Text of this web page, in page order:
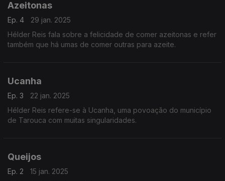
Azeitonas
Ep. 4
29 jan. 2025
Hélder Reis fala sobre a felicidade de comer azeitonas e refer
também que há umas de comer outras para azeite.
Ucanha
Ep. 3
22 jan. 2025
Hélder Reis refere-se à Ucanha, uma povoação do município
de Tarouca com muitas singularidades.
Queijos
Ep. 2
15 jan. 2025